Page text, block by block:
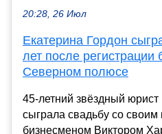
20:28, 26 Июл
Екатерина Гордон
лет после
Северном полюсе
45-летний звёздный
сыграла свадьбу со
бизнесменом Виктором